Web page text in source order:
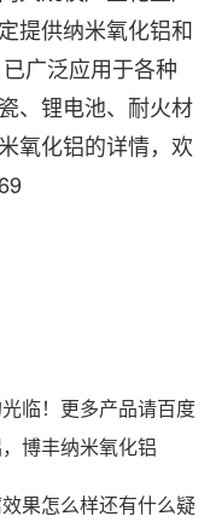
提供纳米氧化铝和
广泛应用于各种
、锂电池、耐火材
氧化铝的详情，欢
临！更多产品请百度
博丰纳米氧化铝
果怎么样还有什么疑